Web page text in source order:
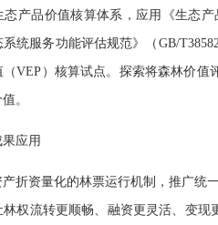
态产品价值核算体系，应用《生态
统服务功能评估规范》（GB/
（VEP）核算试点。探索将森林价
。
应用
折资量化的林票运行机制，推广统
权流转更顺畅、融资更灵活、变